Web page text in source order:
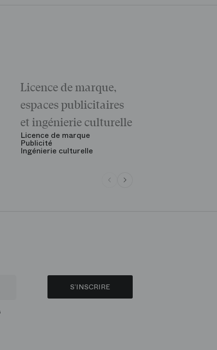
Licence de marque,
espaces publicitaires
et ingénierie culturelle
Licence de marque
Publicité
Ingénierie culturelle
S’INSCRIRE